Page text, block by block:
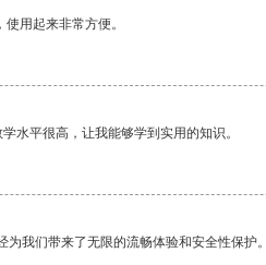
用起来非常方便。
水平很高，让我能够学到实用的知识。
为我们带来了无限的流畅体验和安全性保护